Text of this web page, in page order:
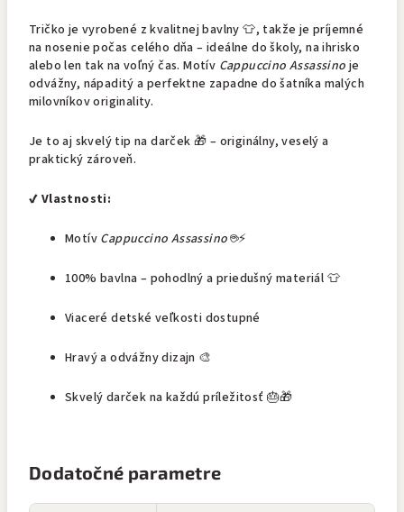
Tričko je vyrobené z kvalitnej bavlny 👕, takže je príjemné
na nosenie počas celého dňa – ideálne do školy, na ihrisko
alebo len tak na voľný čas. Motív Cappuccino Assassino je
odvážny, nápaditý a perfektne zapadne do šatníka malých
milovníkov originality.
Je to aj skvelý tip na darček 🎁 – originálny, veselý a
praktický zároveň.
✔️ Vlastnosti:
Motív Cappuccino Assassino☕⚡
100% bavlna – pohodlný a priedušný materiál 👕
Viaceré detské veľkosti dostupné
Hravý a odvážny dizajn 🎨
Skvelý darček na každú príležitosť 🎂🎁
Dodatočné parametre